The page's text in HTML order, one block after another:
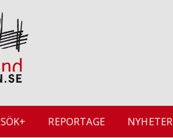
SÖK+ REPORTAGE NYHETER